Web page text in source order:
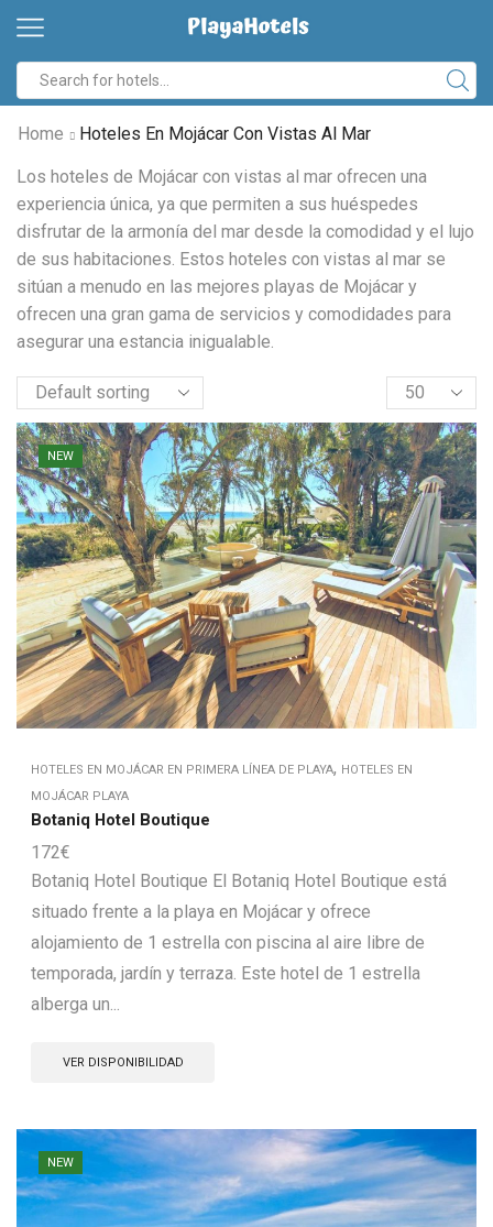
Home Hoteles En Mojácar Con Vistas Al Mar
Los hoteles de Mojácar con vistas al mar ofrecen una
experiencia única, ya que permiten a sus huéspedes
disfrutar de la armonía del mar desde la comodidad y el lujo
de sus habitaciones. Estos hoteles con vistas al mar se
sitúan a menudo en las mejores playas de Mojácar y
ofrecen una gran gama de servicios y comodidades para
asegurar una estancia inigualable.
Products
per
page
NEW
HOTELES EN MOJÁCAR EN PRIMERA LÍNEA DE PLAYA, HOTELES EN
MOJÁCAR PLAYA
Botaniq Hotel Boutique
172€
Botaniq Hotel Boutique El Botaniq Hotel Boutique está
situado frente a la playa en Mojácar y ofrece
alojamiento de 1 estrella con piscina al aire libre de
temporada, jardín y terraza. Este hotel de 1 estrella
alberga un...
VER DISPONIBILIDAD
NEW